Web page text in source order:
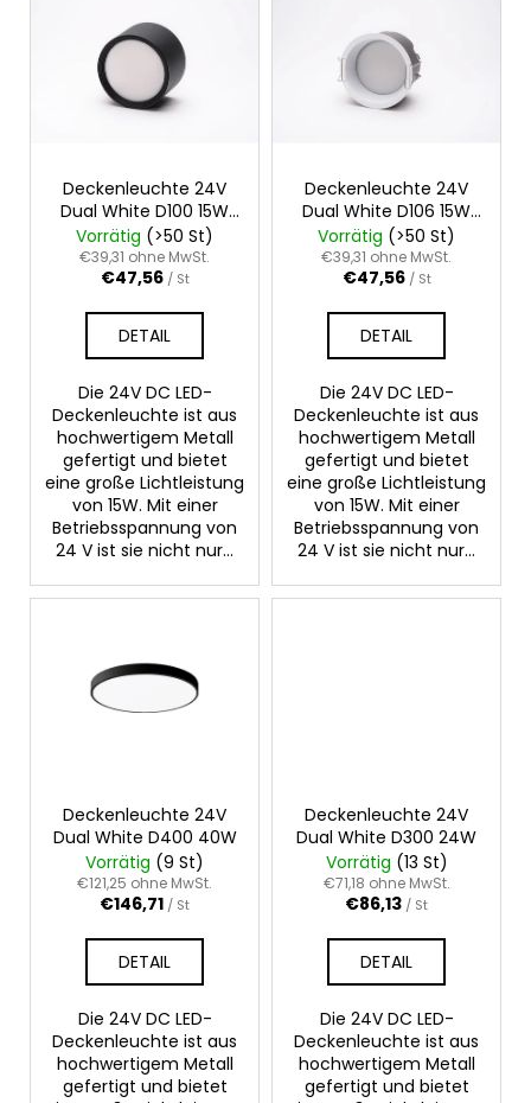
Deckenleuchte 24V
Dual White D100 15W
IP54
Vorrätig (>50 St)
€39,31 ohne MwSt.
€47,56 / St
DETAIL
Die 24V DC LED-
Deckenleuchte ist aus
hochwertigem Metall
gefertigt und bietet
eine große Lichtleistung
von 15W. Mit einer
Betriebsspannung von
24 V ist sie nicht nur...
Deckenleuchte 24V
Dual White D106 15W
IP54
Vorrätig (>50 St)
€39,31 ohne MwSt.
€47,56 / St
DETAIL
Die 24V DC LED-
Deckenleuchte ist aus
hochwertigem Metall
gefertigt und bietet
eine große Lichtleistung
von 15W. Mit einer
Betriebsspannung von
24 V ist sie nicht nur...
Deckenleuchte 24V
Dual White D400 40W
Vorrätig (9 St)
€121,25 ohne MwSt.
€146,71 / St
DETAIL
Die 24V DC LED-
Deckenleuchte ist aus
hochwertigem Metall
gefertigt und bietet
Deckenleuchte 24V
Dual White D300 24W
Vorrätig (13 St)
€71,18 ohne MwSt.
€86,13 / St
DETAIL
Die 24V DC LED-
Deckenleuchte ist aus
hochwertigem Metall
gefertigt und bietet